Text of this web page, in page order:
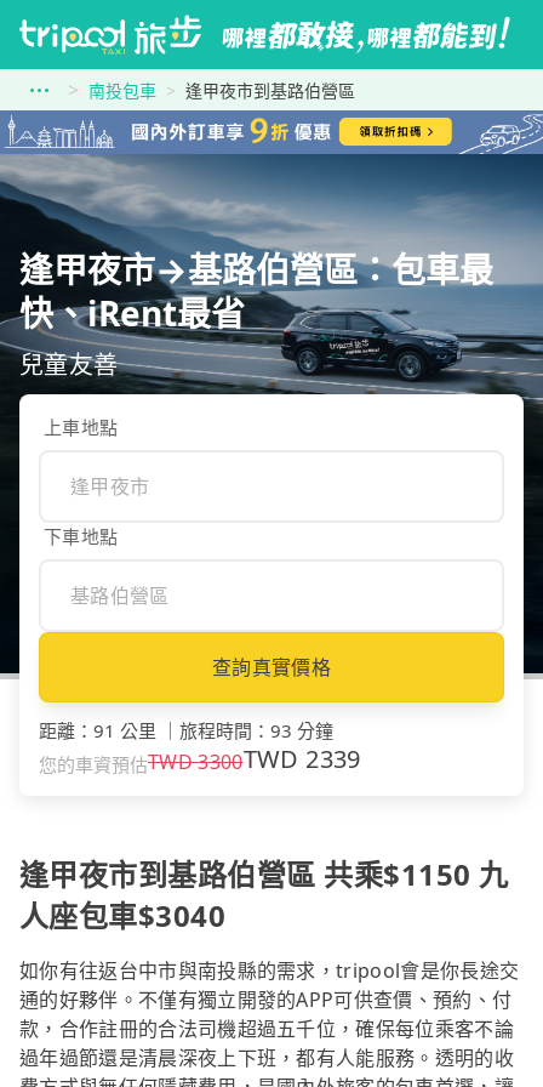
南投包車 逢甲夜市到基路伯營區
逢甲夜市→基路伯營區：包車最
快、iRent最省
兒童友善
上車地點
下車地點
查詢真實價格
距離 ： 91 公里 旅程時間 ： 93 分鐘
您的車資預估TWD3300TWD 2339
逢甲夜市到基路伯營區 共乘$1150 九
人座包車$3040
如你有往返台中市與南投縣的需求，tripool會是你長途交
通的好夥伴。不僅有獨立開發的APP可供查價、預約、付
款，合作註冊的合法司機超過五千位，確保每位乘客不論
過年過節還是清晨深夜上下班，都有人能服務。透明的收